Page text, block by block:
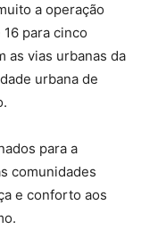
a operação
para cinco
as vias urbanas da
urbana de
para a
comunidades
e conforto aos